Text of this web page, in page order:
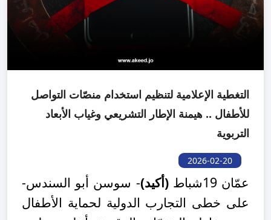
التغطية الإعلامية لتنظيم استخدام منصّات التواصل
للأطفال .. هيمنة الإطار التشريعي وغياب الأبعاد
التربوية
2026-02-20
عمّان 19شباط (أكيد)- سوسن أبو السندس-
على خطى التجارب الدولية لحماية الأطفال